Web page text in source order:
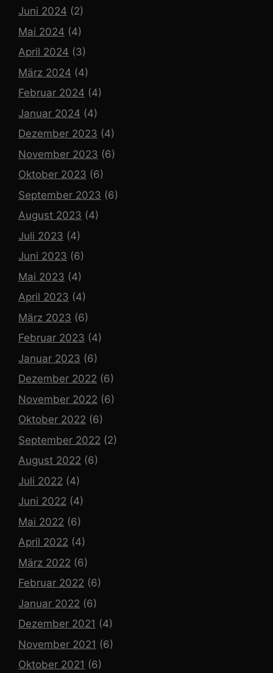
Juni 2024 (2)
Mai 2024 (4)
April 2024 (3)
März 2024 (4)
Februar 2024 (4)
Januar 2024 (4)
Dezember 2023 (4)
November 2023 (6)
Oktober 2023 (6)
September 2023 (6)
August 2023 (4)
Juli 2023 (4)
Juni 2023 (6)
Mai 2023 (4)
April 2023 (4)
März 2023 (6)
Februar 2023 (4)
Januar 2023 (6)
Dezember 2022 (6)
November 2022 (6)
Oktober 2022 (6)
September 2022 (2)
August 2022 (6)
Juli 2022 (4)
Juni 2022 (4)
Mai 2022 (6)
April 2022 (4)
März 2022 (6)
Februar 2022 (6)
Januar 2022 (6)
Dezember 2021 (4)
November 2021 (6)
Oktober 2021 (6)